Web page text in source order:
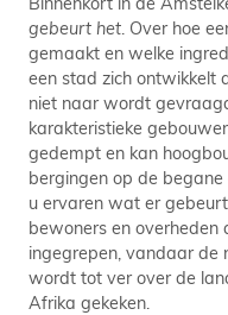
gebeurt het. Over hoe
gemaakt en welke
een stad zich ontwikkelt
niet naar wordt
karakteristieke
gedempt en kan
bergingen op de
u ervaren wat er
bewoners en
ingegrepen, vandaar de
wordt tot ver over de
Afrika gekeken.